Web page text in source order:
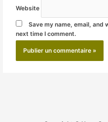
Website
Save my name, email,
next time I comment.